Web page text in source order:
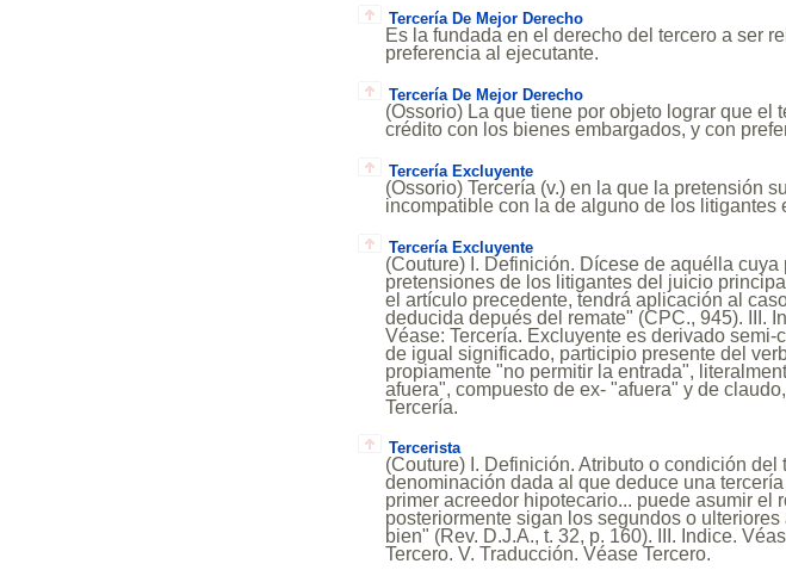
Tercería De Mejor Derecho
Es la fundada en el derecho del tercero a ser
preferencia al ejecutante.
Tercería De Mejor Derecho
(Ossorio) La que tiene por objeto lograr que el
crédito con los bienes embargados, y con
Tercería Excluyente
(Ossorio) Tercería (v.) en la que la pretensión
incompatible con la de alguno de los litigantes
Tercería Excluyente
(Couture) I. Definición. Dícese de aquélla
pretensiones de los litigantes del juicio
el artículo precedente, tendrá aplicación al
deducida depués del remate" (CPC., 945). III.
Véase: Tercería. Excluyente es derivado
de igual significado, participio presente del
propiamente "no permitir la entrada",
afuera", compuesto de ex- "afuera" y de
Tercería.
Tercerista
(Couture) I. Definición. Atributo o condición del
denominación dada al que deduce una
primer acreedor hipotecario... puede asumir el
posteriormente sigan los segundos o
bien" (Rev. D.J.A., t. 32, p. 160). III. Indice.
Tercero. V. Traducción. Véase Tercero.